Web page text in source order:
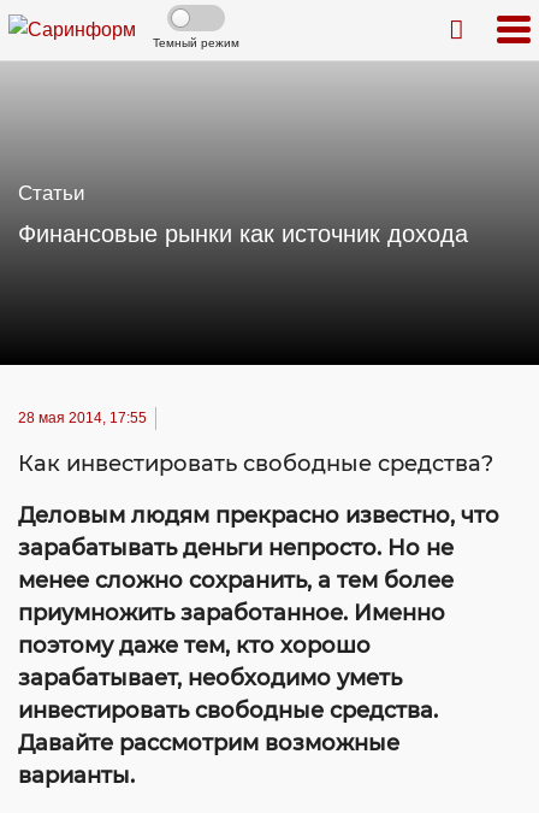
Темный режим
Статьи
Финансовые рынки как источник дохода
28 мая 2014, 17:55
Как инвестировать свободные средства?
Деловым людям прекрасно известно, что
зарабатывать деньги непросто. Но не
менее сложно сохранить, а тем более
приумножить заработанное. Именно
поэтому даже тем, кто хорошо
зарабатывает, необходимо уметь
инвестировать свободные средства.
Давайте рассмотрим возможные
варианты.